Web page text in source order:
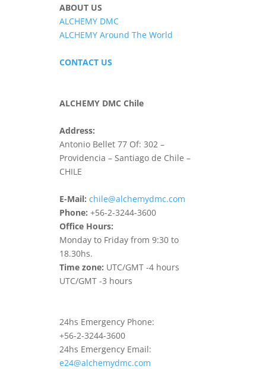
ABOUT US
ALCHEMY DMC
ALCHEMY Around The World
CONTACT US
ALCHEMY DMC Chile
Address:
Antonio Bellet 77 Of: 302 –
Providencia – Santiago de Chile –
CHILE
E-Mail: chile@alchemydmc.com
Phone: +56-2-3244-3600
Office Hours:
Monday to Friday from 9:30 to
18.30hs.
Time zone: UTC/GMT -4 hours
UTC/GMT -3 hours
24hs Emergency Phone:
+56-2-3244-3600
24hs Emergency Email:
e24@alchemydmc.com